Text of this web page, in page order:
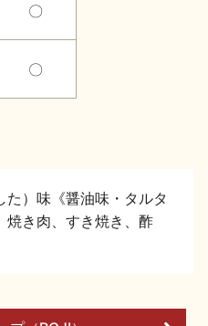
イベント情報
地酒蔵元会利酒会
〇
〇
た）味《醤油味・タルタ
焼き肉、すき焼き、酢